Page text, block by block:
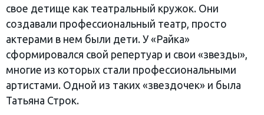
свое детище как театральный кружок. Они
создавали профессиональный театр, просто
актерами в нем были дети. У «Райка»
сформировался свой репертуар и свои «звезды»,
многие из которых стали профессиональными
артистами. Одной из таких «звездочек» и была
Татьяна Строк.